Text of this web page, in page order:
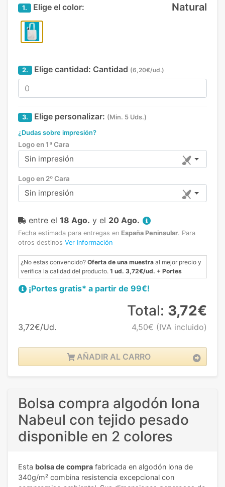
1. Elige el color: Natural
2. Elige cantidad: Cantidad (6,20€/ud.)
3. Elige personalizar: (Min. 5 Uds.)
¿Dudas sobre impresión?
Logo en 1ª Cara
Sin impresión
Logo en 2º Cara
Sin impresión
entre el 18 Ago. y el 20 Ago.
Fecha estimada para entregas en España Peninsular. Para
otros destinos Ver Información
¿No estas convencido? Oferta de una muestra al mejor precio y
verifica la calidad del producto. 1 ud. 3,72€/ud. + Portes
¡Portes gratis* a partir de 99€!
3,72€/Ud.
Total: 3,72€
4,50€ (IVA incluido)
AÑADIR AL CARRO
Bolsa compra algodón lona
Nabeul con tejido pesado
disponible en 2 colores
Esta bolsa de compra fabricada en algodón lona de
340g/m² combina resistencia excepcional con